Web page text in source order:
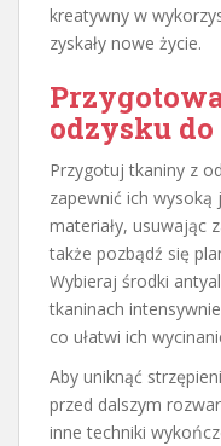
kreatywny w
zyskały nowe życie.
odzysku
Przygotuj tkaniny z
zapewnić ich wysoką
materiały, usuwając
także pozbądź się
Wybieraj środki
tkaninach
co ułatwi ich
Aby uniknąć
przed dalszym
inne techniki